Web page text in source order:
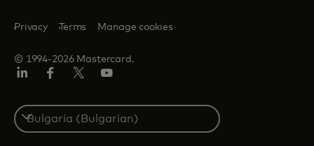
© 1994-2026 Mastercard.
Privacy Terms Manage cookies
Select
a
country